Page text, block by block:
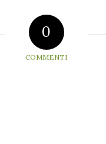
0
COMMENTI